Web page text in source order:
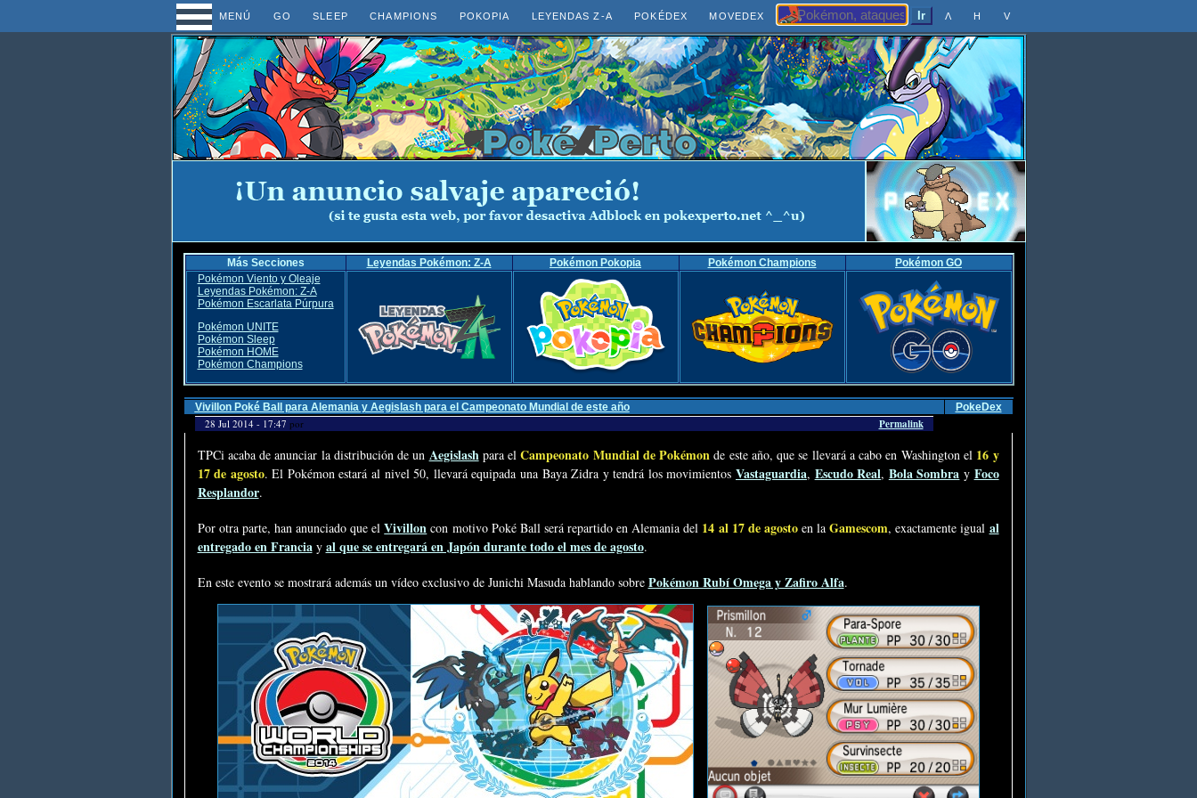
MENÚ GO SLEEP CHAMPIONS POKOPIA LEYENDAS Z-A POKÉDEX MOVEDEX Λ H V
Más Secciones Leyendas Pokémon: Z-A Pokémon Pokopia Pokémon Champions
Pokémon GO
Pokémon Viento y Oleaje
Leyendas Pokémon: Z-A
Pokémon Escarlata Púrpura
Pokémon UNITE
Pokémon Sleep
Pokémon HOME
Pokémon Champions
Vivillon Poké Ball para Alemania y Aegislash para el Campeonato Mundial de este año PokeDex
28 Jul 2014 - 17:47 por Permalink
TPCi acaba de anunciar la distribución de un Aegislashpara elCampeonato Mundial de Pokémon de este año, que se llevará a cabo en Washington el 16 y
17 de agosto. El Pokémon estará al nivel 50, llevará equipada una Baya Zidra y tendrá los movimientosVastaguardia, Escudo Real, Bola Sombra y Foco
Resplandor.
Por otra parte, han anunciado que elVivillon con motivo Poké Ball será repartido en Alemania del 14 al 17 de agostoen laGamescom, exactamente igual al
entregado en Franciay al que se entregará en Japón durante todo el mes de agosto.
En este evento se mostrará además un vídeo exclusivo de Junichi Masuda hablando sobre Pokémon Rubí Omega y Zafiro Alfa.